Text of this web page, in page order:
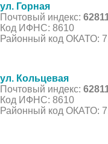
ул. Горная
Почтовый индекс:
Код ИФНС: 8610
Районный код ОКАТО:
ул. Кольцевая
Почтовый индекс:
Код ИФНС: 8610
Районный код ОКАТО: